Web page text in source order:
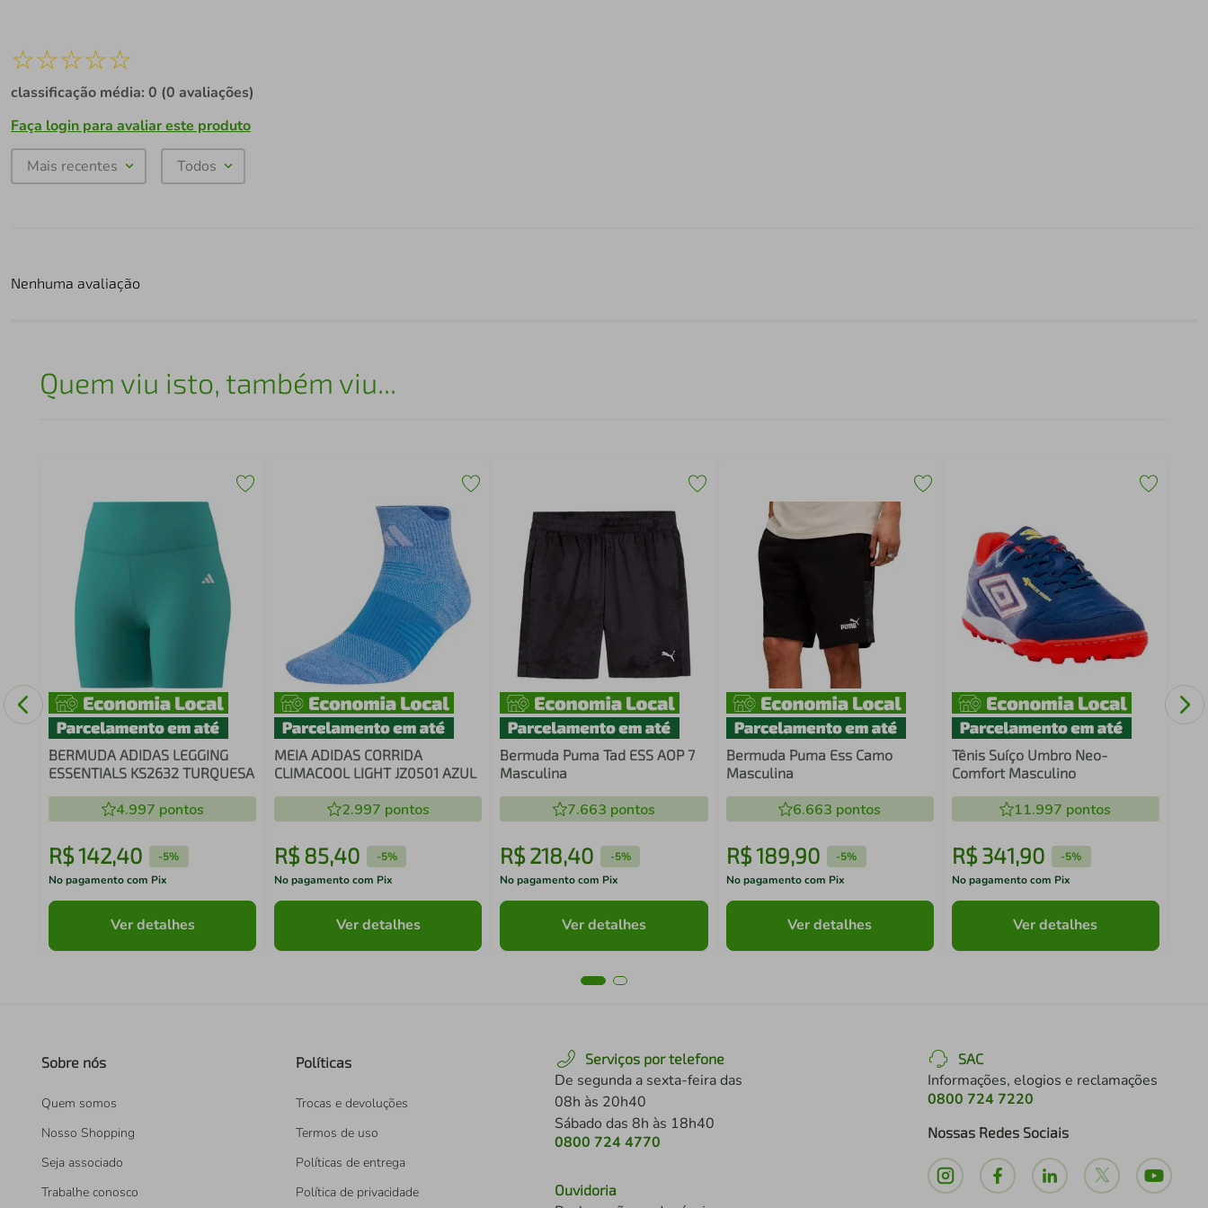
☆☆☆☆☆
classificação média: 0 (0 avaliações)
Faça login para avaliar este produto
Mais recentes Todos
Nenhuma avaliação
Quem viu isto, também viu...
BERMUDA ADIDAS LEGGING
ESSENTIALS KS2632 TURQUESA
4.997 pontos
R$142,40 -5%
No pagamento com Pix
Ver detalhes
MEIA ADIDAS CORRIDA
CLIMACOOL LIGHT JZ0501 AZUL
2.997 pontos
R$ 85,40 -5%
No pagamento com Pix
Ver detalhes
Bermuda Puma Tad ESS AOP 7
Masculina
7.663 pontos
R$218,40 -5%
No pagamento com Pix
Ver detalhes
Bermuda Puma Ess Camo
Masculina
6.663 pontos
R$189,90 -5%
No pagamento com Pix
Ver detalhes
Tênis Suíço Umbro Neo-
Comfort Masculino
11.997 pontos
R$ 341,90 -5%
No pagamento com Pix
Ver detalhes
C/
Sobre nós
Quem somos
Nosso Shopping
Seja associado
Trabalhe conosco
Políticas
Trocas e devoluções
Termos de uso
Políticas de entrega
Política de privacidade
Serviços por telefone
De segunda a sexta-feira das
08h às 20h40
Sábado das 8h às 18h40
0800 724 4770
Ouvidoria
SAC
Informações, elogios e reclamações
0800 724 7220
Nossas Redes Sociais